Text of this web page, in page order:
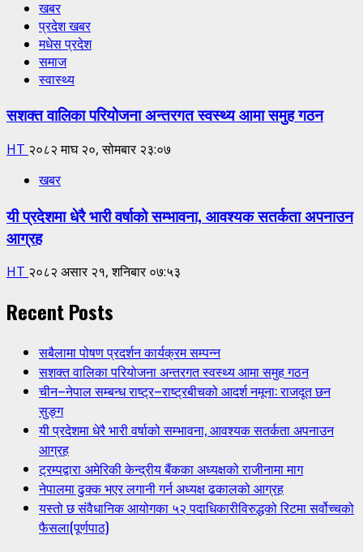
खबर
प्रदेश खबर
मधेस प्रदेश
समाज
स्वास्थ्य
सशक्त वालिका परियोजना अन्तरगत स्वस्थ्य आमा समुह गठन
HT २०८२ माघ २०, सोमबार २३:०७
खबर
यी प्रदेशमा धेरै भारी वर्षाको सम्भावना, आवश्यक सतर्कता अपनाउन
आग्रह
HT २०८२ असार २१, शनिबार ०७:५३
Recent Posts
सबैलामा पोषण प्रदर्शन कार्यक्रम सम्पन्न
सशक्त वालिका परियोजना अन्तरगत स्वस्थ्य आमा समुह गठन
चीन–नेपाल सम्बन्ध राष्ट्र–राष्ट्रबीचको आदर्श नमूना: राजदूत छन
सुङ्ग
यी प्रदेशमा धेरै भारी वर्षाको सम्भावना, आवश्यक सतर्कता अपनाउन
आग्रह
ट्रम्पद्वारा अमेरिकी केन्द्रीय बैंकका अध्यक्षको राजीनामा माग
नेपालमा ढुक्क भएर लगानी गर्न अध्यक्ष ढकालको आग्रह
यस्तो छ संवैधानिक आयोगका ५२ पदाधिकारीविरुद्धको रिटमा सर्वोच्चको
फैसला(पूर्णपाठ)